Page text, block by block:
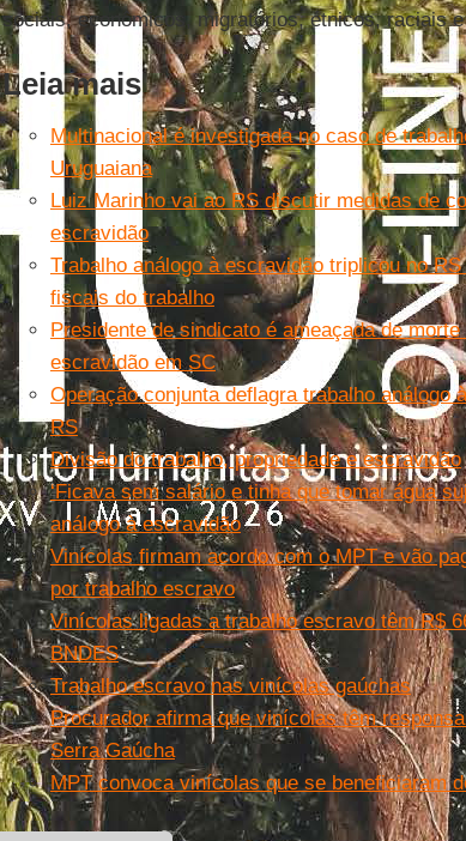
sociais, econômicos, migratórios, étnicos, raciais
Leia mais
Multinacional é investigada no caso de
Uruguaiana
Luiz Marinho vai ao RS discutir medidas de
escravidão
Trabalho análogo à escravidão triplicou no
fiscais do trabalho
Presidente de sindicato é ameaçada de
escravidão em SC
Operação conjunta deflagra trabalho análogo
RS
Divisão do trabalho, propriedade e escravidão
‘Ficava sem salário e tinha que tomar água
análogo à escravidão
Vinícolas firmam acordo com o MPT e vão
por trabalho escravo
Vinícolas ligadas a trabalho escravo têm R$
BNDES
Trabalho escravo nas vinícolas gaúchas
Procurador afirma que vinícolas têm
Serra Gaúcha
MPT convoca vinícolas que se beneficiaram